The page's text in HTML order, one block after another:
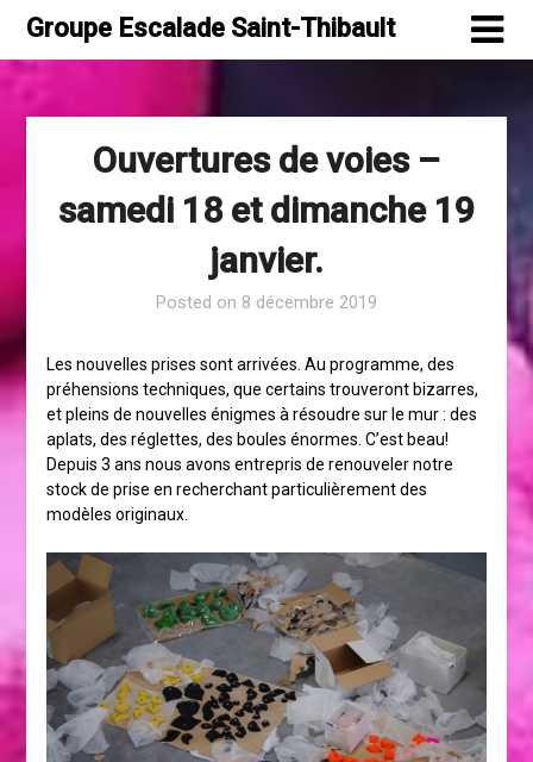
Skip
content
Groupe Escalade Saint-Thibault
Ouvertures de voies –
samedi 18 et dimanche 19
janvier.
Posted on 8 décembre 2019
Les nouvelles prises sont arrivées. Au programme, des
préhensions techniques, que certains trouveront bizarres,
et pleins de nouvelles énigmes à résoudre sur le mur : des
aplats, des réglettes, des boules énormes. C’est beau!
Depuis 3 ans nous avons entrepris de renouveler notre
stock de prise en recherchant particulièrement des
modèles originaux.